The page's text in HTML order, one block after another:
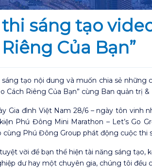
sáng tạo
Của Bạn”
tạo nội dung và muốn chia sẻ
Cách Riêng Của Bạn” cùng Ban quản trị
Gia đình Việt Nam 28/6– ngày tôn vinh
Phú Đông Mini Marathon – Let’s Go
Phú Đông Group phát động cuộc thi
vời để bạn thể hiện tài năng sáng tạo,
dư hay một chuyên gia, chúng tôi đều